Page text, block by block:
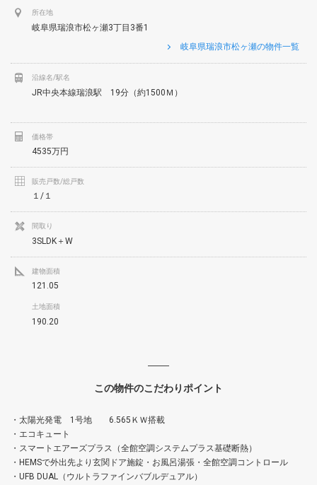
所在地
岐阜県瑞浪市松ヶ瀬3丁目3番1
岐阜県瑞浪市松ヶ瀬の物件一覧
沿線名/駅名
JR中央本線瑞浪駅 19分（約1500Ｍ）
価格帯
4535万円
販売戸数/総戸数
１/１
間取り
3SLDK＋W
建物面積
121.05
土地面積
190.20
この物件のこだわりポイント
・太陽光発電 1号地 6.565ＫＷ搭載
・エコキュート
・スマートエアーズプラス（全館空調システムプラス基礎断熱）
・HEMSで外出先より玄関ドア施錠・お風呂湯張・全館空調コントロール
・UFB DUAL（ウルトラファインバブルデュアル）